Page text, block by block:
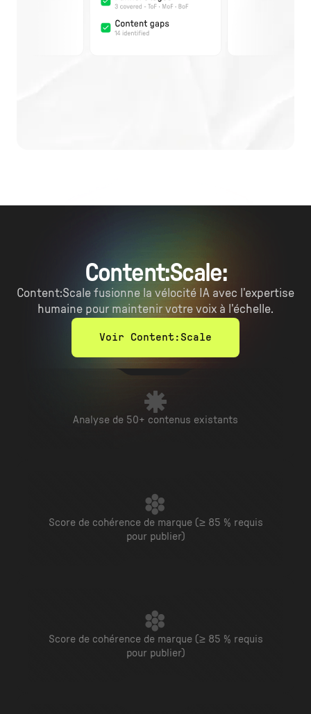
Content:Scale:
Content:Scale fusionne la vélocité IA avec l'expertise
humaine pour maintenir votre voix à l'échelle.
Voir Content:Scale
Analyse de 50+ contenus existants
Score de cohérence de marque (≥ 85 % requis
pour publier)
Score de cohérence de marque (≥ 85 % requis
pour publier)